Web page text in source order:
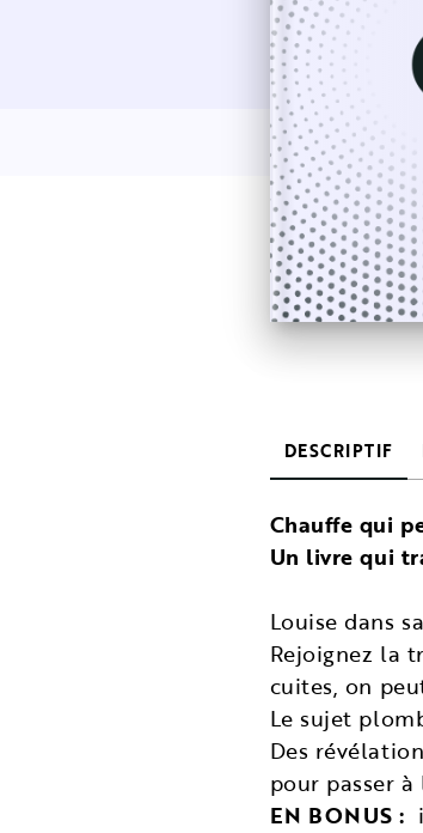
DESCRIPTIF
Chauffe qui
Un livre qui
Louise dans
Rejoignez la
cuites, on
Le sujet
Des
pour passer à
EN BONUS :